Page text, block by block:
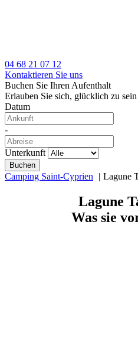
04 68 21 07 12
Kontaktieren Sie uns
Buchen Sie Ihren Aufenthalt
Erlauben Sie sich, glücklich zu sein
Datum
-
Unterkunft
Camping Saint-Cyprien Lagune
Lagune
Was sie